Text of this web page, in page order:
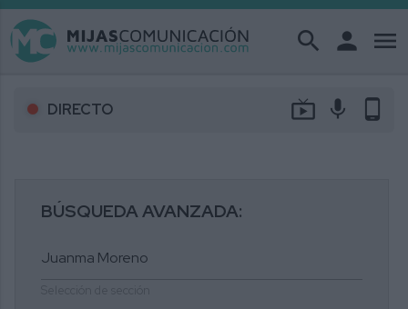
search person menu
DIRECTO live_tv mic phone_android
BÚSQUEDA AVANZADA: